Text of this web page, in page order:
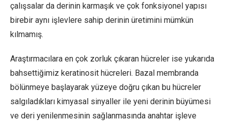
çalışsalar da derinin karmaşık ve çok fonksiyonel yapısı
birebir aynı işlevlere sahip derinin üretimini mümkün
kılmamış.
Araştırmacılara en çok zorluk çıkaran hücreler ise yukarıda
bahsettiğimiz keratinosit hücreleri. Bazal membranda
bölünmeye başlayarak yüzeye doğru çıkan bu hücreler
salgıladıkları kimyasal sinyaller ile yeni derinin büyümesi
ve deri yenilenmesinin sağlanmasında anahtar işleve